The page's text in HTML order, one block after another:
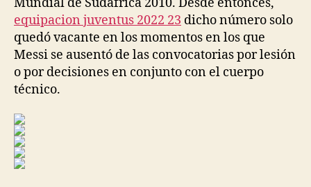
equipacion juventus 2022 23 dicho número solo
quedó vacante en los momentos en los que
Messi se ausentó de las convocatorias por lesión
o por decisiones en conjunto con el cuerpo
técnico.